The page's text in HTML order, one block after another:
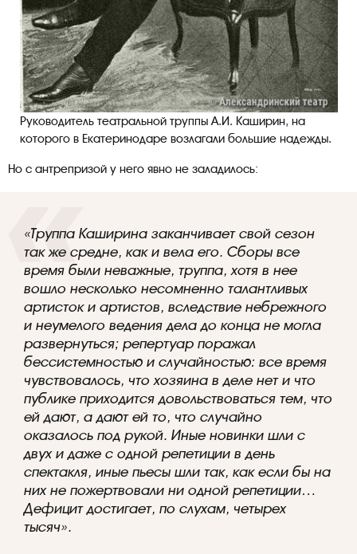
Руководитель театральной труппы А.И. Каширин, на
которого в Екатеринодаре возлагали большие надежды.
Но с антрепризой у него явно не заладилось:
«Труппа Каширина заканчивает свой сезон
так же средне, как и вела его. Сборы все
время были неважные, труппа, хотя в нее
вошло несколько несомненно талантливых
артисток и артистов, вследствие небрежного
и неумелого ведения дела до конца не могла
развернуться; репертуар поражал
бессистемностью и случайностью: все время
чувствовалось, что хозяина в деле нет и что
публике приходится довольствоваться тем, что
ей дают, а дают ей то, что случайно
оказалось под рукой. Иные новинки шли с
двух и даже с одной репетиции в день
спектакля, иные пьесы шли так, как если бы на
них не пожертвовали ни одной репетиции…
Дефицит достигает, по слухам, четырех
тысяч».